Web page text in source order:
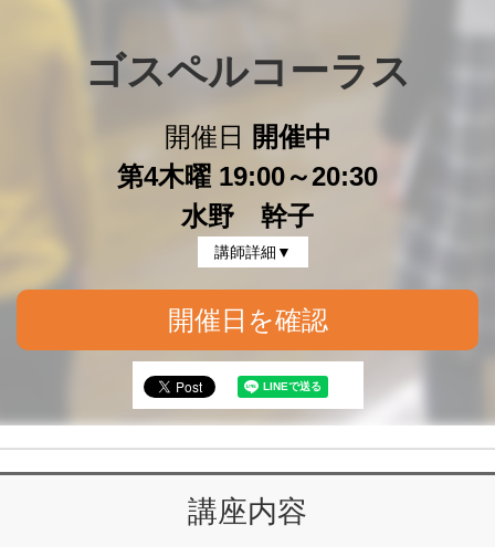
ゴスペルコーラス
開催日
開催中
第4木曜 19:00～20:30
水野 幹子
講師詳細▼
開催日を確認
講座内容